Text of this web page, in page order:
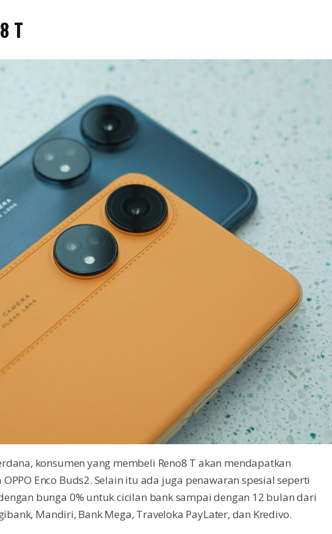
T
konsumen yang membeli Reno8 T akan mendapatkan
Enco Buds2. Selain itu ada juga penawaran spesial seperti
bunga 0% untuk cicilan bank sampai dengan 12 bulan dari
Mandiri, Bank Mega, Traveloka PayLater, dan Kredivo.